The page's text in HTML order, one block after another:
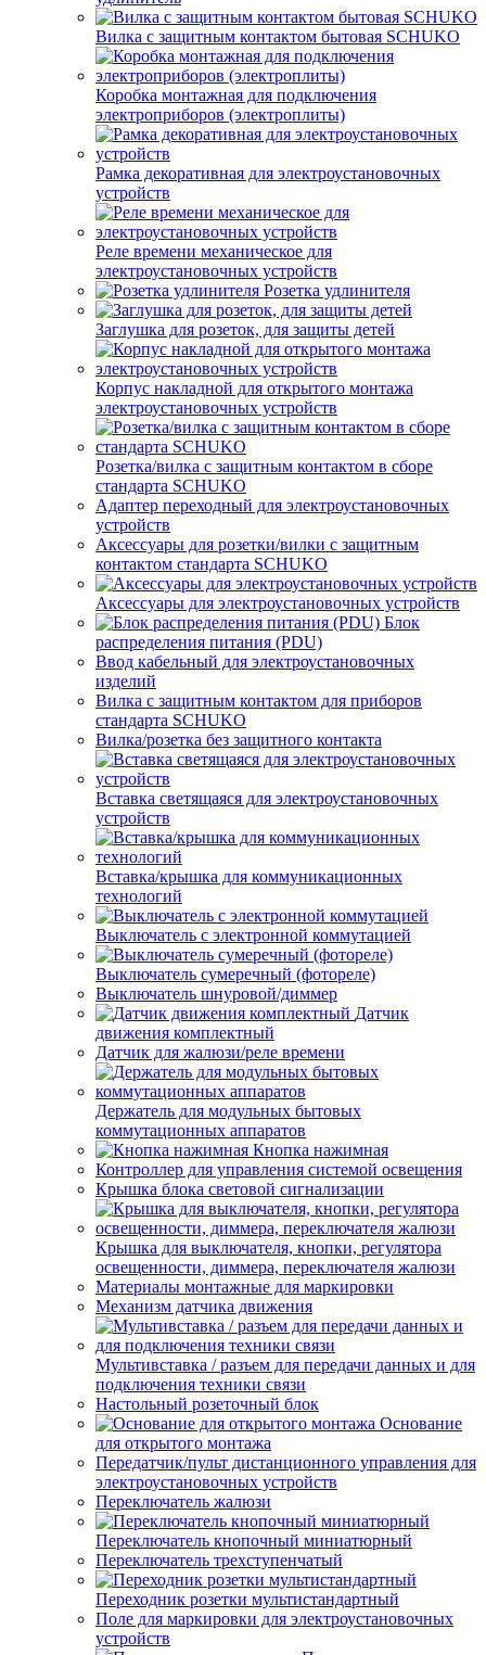
Вилка с защитным контактом бытовая SCHUKO
Коробка монтажная для подключения
электроприборов (электроплиты)
Рамка декоративная для электроустановочных
устройств
Реле времени механическое для
электроустановочных устройств
Розетка удлинителя
Заглушка для розеток, для защиты детей
Корпус накладной для открытого монтажа
электроустановочных устройств
Розетка/вилка с защитным контактом в сборе
стандарта SCHUKO
Адаптер переходный для электроустановочных
устройств
Аксессуары для розетки/вилки с защитным
контактом стандарта SCHUKO
Аксессуары для электроустановочных устройств
Блок
распределения питания (PDU)
Ввод кабельный для электроустановочных
изделий
Вилка с защитным контактом для приборов
стандарта SCHUKO
Вилка/розетка без защитного контакта
Вставка светящаяся для электроустановочных
устройств
Вставка/крышка для коммуникационных
технологий
Выключатель с электронной коммутацией
Выключатель сумеречный (фотореле)
Выключатель шнуровой/диммер
Датчик
движения комплектный
Датчик для жалюзи/реле времени
Держатель для модульных бытовых
коммутационных аппаратов
Кнопка нажимная
Контроллер для управления системой освещения
Крышка блока световой сигнализации
Крышка для выключателя, кнопки, регулятора
освещенности, диммера, переключателя жалюзи
Материалы монтажные для маркировки
Механизм датчика движения
Мультивставка / разъем для передачи данных и для
подключения техники связи
Настольный розеточный блок
Основание
для открытого монтажа
Передатчик/пульт дистанционного управления для
электроустановочных устройств
Переключатель жалюзи
Переключатель кнопочный миниатюрный
Переключатель трехступенчатый
Переходник розетки мультистандартный
Поле для маркировки для электроустановочных
устройств